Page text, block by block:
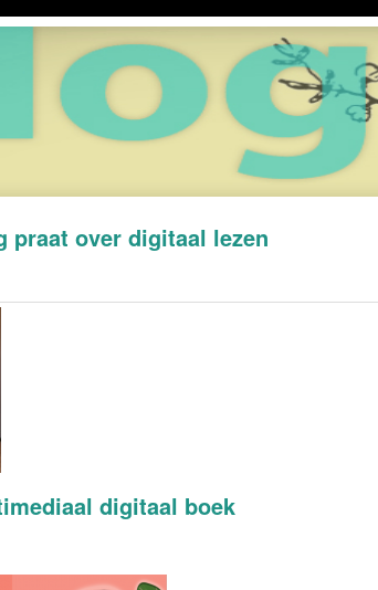
praat over digitaal lezen
digitaal boek